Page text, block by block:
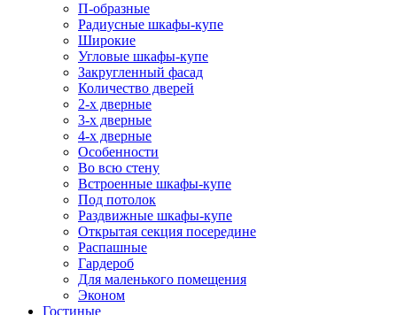
П-образные
Радиусные шкафы-купе
Широкие
Угловые шкафы-купе
Закругленный фасад
Количество дверей
2-х дверные
3-х дверные
4-х дверные
Особенности
Во всю стену
Встроенные шкафы-купе
Под потолок
Раздвижные шкафы-купе
Открытая секция посередине
Распашные
Гардероб
Для маленького помещения
Эконом
Гостиные